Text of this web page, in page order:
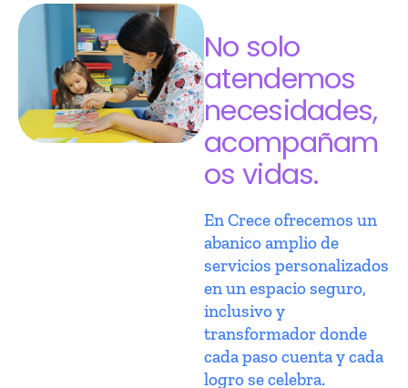
No solo
atendemos
necesidades,
acompañam
os vidas.
En Crece ofrecemos un
abanico amplio de
servicios personalizados
en un espacio seguro,
inclusivo y
transformador donde
cada paso cuenta y cada
logro se celebra.